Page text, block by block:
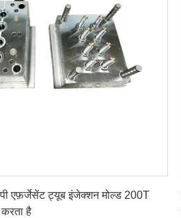
एफ़र्जेसेंट ट्यूब इंजेक्शन मोल्ड 200T
है